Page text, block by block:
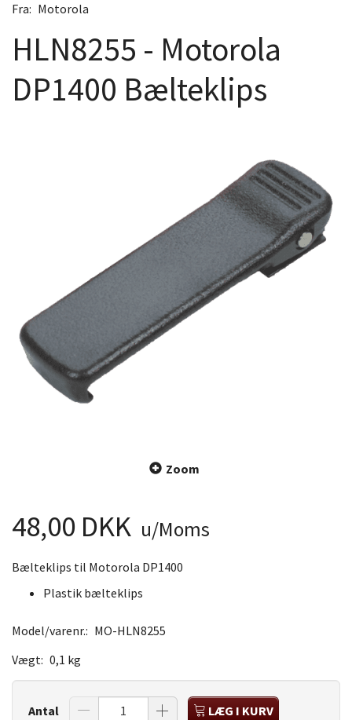
Fra: Motorola
HLN8255 - Motorola
DP1400 Bælteklips
Zoom
48,00 DKK u/Moms
Bælteklips til Motorola DP1400
Plastik bælteklips
Model/varenr.: MO-HLN8255
Vægt: 0,1 kg
Antal LÆG I KURV